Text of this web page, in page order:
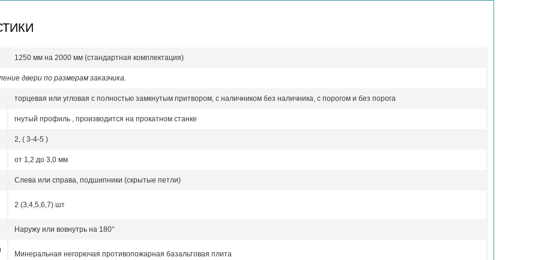
1250 мм на 2000 мм (стандартная комплектация)
двери по размерам заказчика.
торцевая или угловая с полностью замкнутым притвором, с наличником без наличника, с порогом и без порога
гнутый профиль , производится на прокатном станке
2, ( 3-4-5 )
от 1,2 до 3,0 мм
Слева или справа, подшипники (скрытые петли)
2 (3,4,5,6,7) шт
Наружу или вовнутрь на 180°
Минеральная негорючая противопожарная базальтовая плита